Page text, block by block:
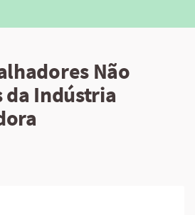
Não
Indústria